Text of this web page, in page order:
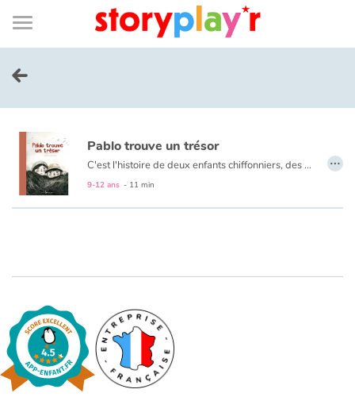
Connexion
Bibliothèque
de
page
Menu
Je me connecte
Tester gratuitement
Bibliothèque
Contes d'ici et d'ailleurs
Fable, mythe, littérature et poésie
Pablo trouve un trésor
C'est l'histoire de deux enfants chiffonniers, des
9-12 ans - 11 min
…